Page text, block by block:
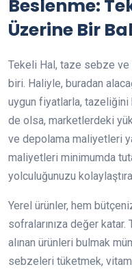
Beslenme:
Üzerine Bir
Tekeli Hal, taze sebze ve
biri. Haliyle, buradan
uygun fiyatlarla, tazeliğini
de olsa, marketlerdeki
ve depolama maliyetleri
maliyetleri minimumda
yolculuğunuzu
Yerel ürünler, hem
sofralarınıza değer
alınan ürünleri bulmak
sebzeleri tüketmek,